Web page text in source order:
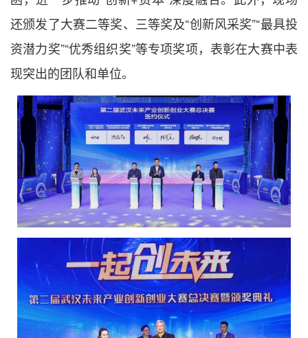
还颁发了大赛二等奖、三等奖及“创新风采奖”“最具投
资潜力奖”“优秀组织奖”等专项奖项，表彰在大赛中表
现突出的团队和单位。